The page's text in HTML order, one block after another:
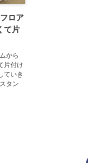
ロア
て片
から
片付け
ていき
タン